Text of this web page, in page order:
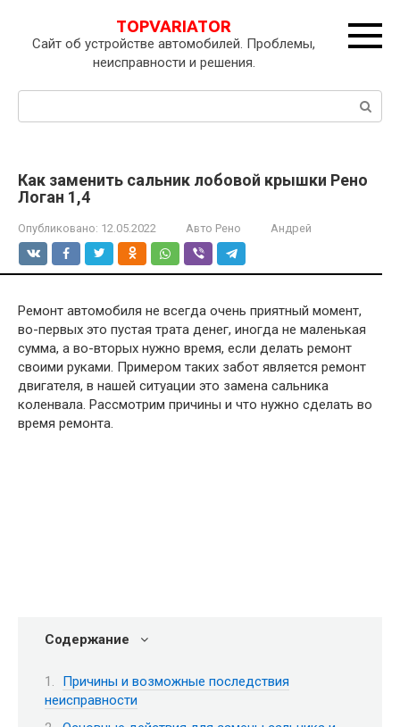
контенту
TOPVARIATOR
Сайт об устройстве автомобилей. Проблемы,
неисправности и решения.
Поиск:
Как заменить сальник лобовой крышки Рено
Логан 1,4
Опубликовано: 12.05.2022 Авто Рено Андрей
Ремонт автомобиля не всегда очень приятный момент,
во-первых это пустая трата денег, иногда не маленькая
сумма, а во-вторых нужно время, если делать ремонт
своими руками. Примером таких забот является ремонт
двигателя, в нашей ситуации это замена сальника
коленвала. Рассмотрим причины и что нужно сделать во
время ремонта.
Содержание
Причины и возможные последствия
неисправности